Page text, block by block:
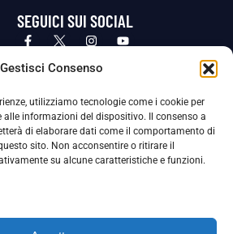
Gestisci Consenso
utilizziamo tecnologie come i cookie per
alle informazioni del dispositivo. Il consenso a
di elaborare dati come il comportamento di
sito. Non acconsentire o ritirare il
su alcune caratteristiche e funzioni.
SEGUICI SUI SOCIAL
Policy Cookie Policy
Protezione dei Dati Personali (DPO), figura specializzata che vigila sulle modalità
nostra Società per tutelare i Suoi dati personali.
Per contattare il DPO può scrivere a